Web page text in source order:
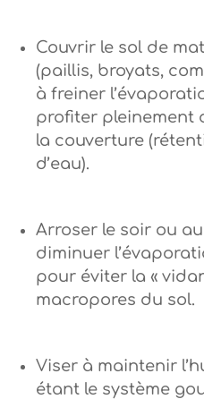
Couvrir le sol de
(paillis, broyats,
à freiner
profiter pleinement
la couverture
d’eau).
Arroser le soir ou
diminuer
pour éviter la «
macropores du sol.
Viser à maintenir
étant le système